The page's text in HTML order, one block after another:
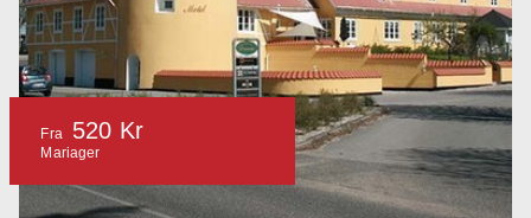
Fra 520 Kr
Mariager